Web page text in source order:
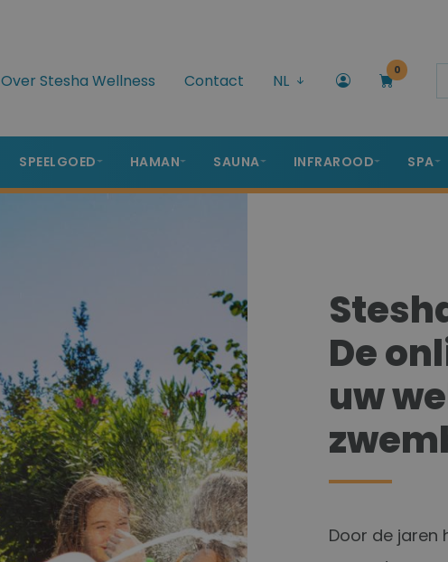
Over Stesha Wellness Contact NL
0
SPEELGOED HAMAN SAUNA INFRAROOD SPA
De
uw
Door de jaren